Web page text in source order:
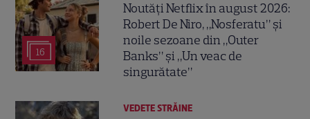
16
Noutăți Netflix în august 2026:
Robert De Niro, „Nosferatu” și
noile sezoane din „Outer
Banks” și „Un veac de
singurătate”
VEDETE STRĂINE